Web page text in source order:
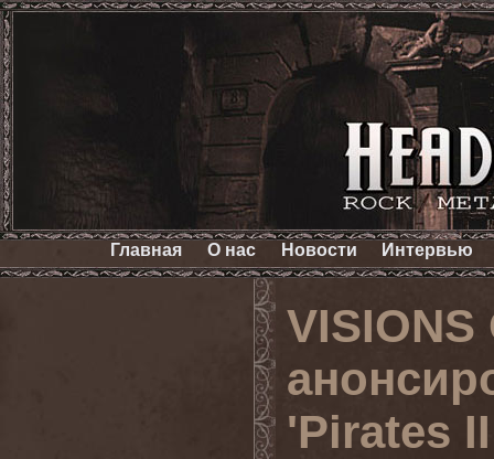
Главная О нас Новости Интервью
VISIONS
'Pirates